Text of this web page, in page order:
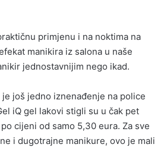
primjenu i na noktima na
manikira iz salona u naše
jednostavnijim nego ikad.
još jedno iznenađenje na police
iQ gel lakovi stigli su u čak pet
cijeni od samo 5,30 eura. Za sve
i dugotrajne manikure, ovo je mali